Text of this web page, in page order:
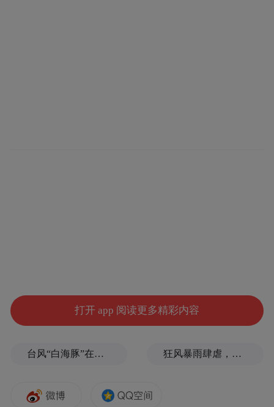
打开 app 阅读更多精彩内容
台风“白海豚”在浙江玉环登陆，大片树木被吹倒 狂风暴雨肆虐，台州一家电厂遭受猛烈冲击